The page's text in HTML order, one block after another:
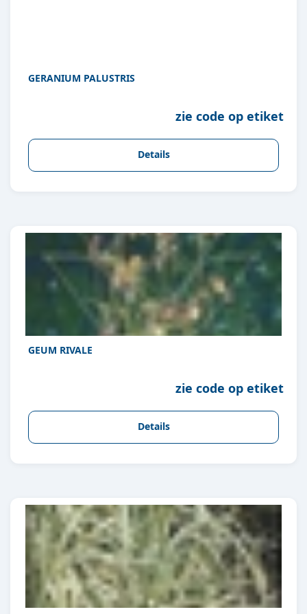
GERANIUM PALUSTRIS
zie code op etiket
Details
GEUM RIVALE
zie code op etiket
Details